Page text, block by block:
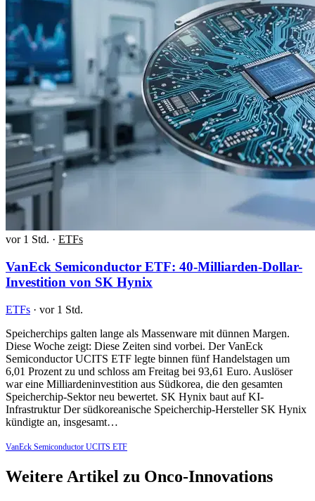
vor 1 Std. · ETFs
VanEck Semiconductor ETF: 40-Milliarden-Dollar-
Investition von SK Hynix
ETFs · vor 1 Std.
Speicherchips galten lange als Massenware mit dünnen Margen.
Diese Woche zeigt: Diese Zeiten sind vorbei. Der VanEck
Semiconductor UCITS ETF legte binnen fünf Handelstagen um
6,01 Prozent zu und schloss am Freitag bei 93,61 Euro. Auslöser
war eine Milliardeninvestition aus Südkorea, die den gesamten
Speicherchip-Sektor neu bewertet. SK Hynix baut auf KI-
Infrastruktur Der südkoreanische Speicherchip-Hersteller SK Hynix
kündigte an, insgesamt…
VanEck Semiconductor UCITS ETF
Weitere Artikel zu Onco-Innovations